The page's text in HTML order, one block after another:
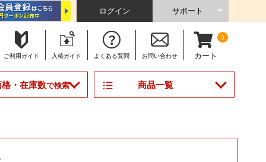
ログイン サポート
ご利用ガイド 入稿ガイド よくある質問 お問い合わせ
0
カート
・在庫数で検索 商品一覧